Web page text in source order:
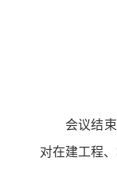
会议结
对在建工程